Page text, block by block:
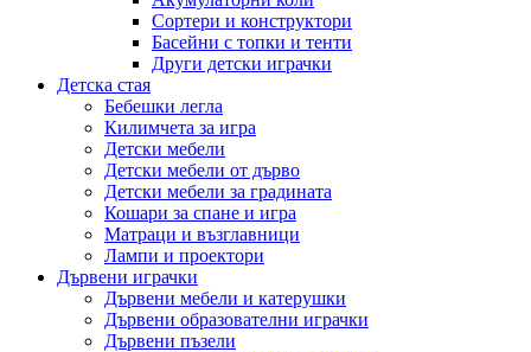
Сортери и конструктори
Басейни с топки и тенти
Други детски играчки
Детска стая
Бебешки легла
Килимчета за игра
Детски мебели
Детски мебели от дърво
Детски мебели за градината
Кошари за спане и игра
Матраци и възглавници
Лампи и проектори
Дървени играчки
Дървени мебели и катерушки
Дървени образователни играчки
Дървени пъзели